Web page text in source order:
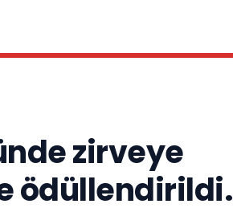
zirveye
ödüllendirildi.